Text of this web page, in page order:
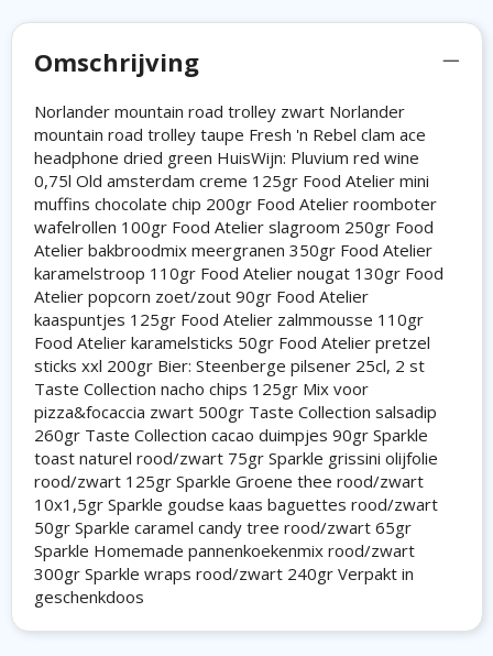
Omschrijving
Norlander mountain road trolley zwart Norlander
mountain road trolley taupe Fresh 'n Rebel clam ace
headphone dried green HuisWijn: Pluvium red wine
0,75l Old amsterdam creme 125gr Food Atelier mini
muffins chocolate chip 200gr Food Atelier roomboter
wafelrollen 100gr Food Atelier slagroom 250gr Food
Atelier bakbroodmix meergranen 350gr Food Atelier
karamelstroop 110gr Food Atelier nougat 130gr Food
Atelier popcorn zoet/zout 90gr Food Atelier
kaaspuntjes 125gr Food Atelier zalmmousse 110gr
Food Atelier karamelsticks 50gr Food Atelier pretzel
sticks xxl 200gr Bier: Steenberge pilsener 25cl, 2 st
Taste Collection nacho chips 125gr Mix voor
pizza&focaccia zwart 500gr Taste Collection salsadip
260gr Taste Collection cacao duimpjes 90gr Sparkle
toast naturel rood/zwart 75gr Sparkle grissini olijfolie
rood/zwart 125gr Sparkle Groene thee rood/zwart
10x1,5gr Sparkle goudse kaas baguettes rood/zwart
50gr Sparkle caramel candy tree rood/zwart 65gr
Sparkle Homemade pannenkoekenmix rood/zwart
300gr Sparkle wraps rood/zwart 240gr Verpakt in
geschenkdoos